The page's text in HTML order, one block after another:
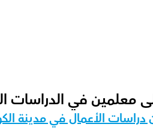
معلمين في الدراسات
الأعمال في مدينة